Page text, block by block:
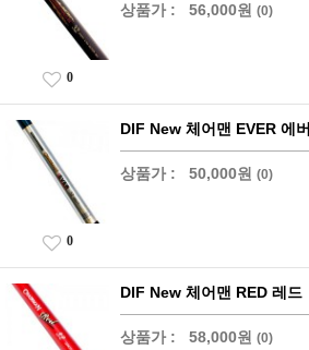
상품가 : 56,000원 (0)
0
DIF New 체어맨 EVER 에버
상품가 : 50,000원 (0)
0
DIF New 체어맨 RED 레드
상품가 : 58,000원 (0)